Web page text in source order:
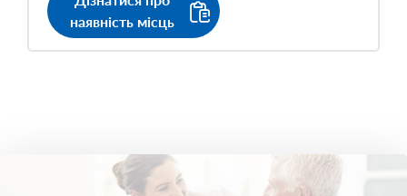
наявність місць